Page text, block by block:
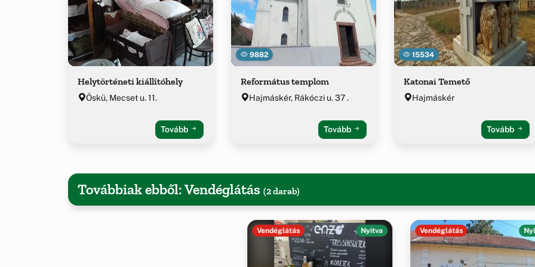
Helytörténeti kiállítóhely
Öskü, Mecset u. 11.
Tovább
9882
Református templom
Hajmáskér, Rákóczi u. 37 .
Tovább
15534
Katonai Temető
Hajmáskér
Tovább
Továbbiak ebből: Vendéglátás (2 darab)
Vendéglátás Nyitva Vendéglátás